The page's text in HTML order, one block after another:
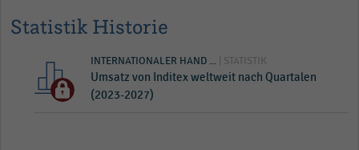
Statistik Historie
INTERNATIONALER HAND ... | STATISTIK
Umsatz von Inditex weltweit nach Quartalen
(2023-2027)